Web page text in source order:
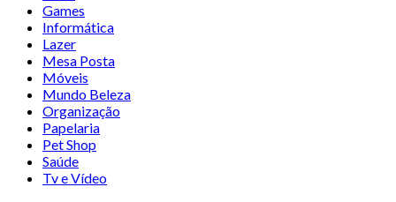
Games
Informática
Lazer
Mesa Posta
Móveis
Mundo Beleza
Organização
Papelaria
Pet Shop
Saúde
Tv e Vídeo